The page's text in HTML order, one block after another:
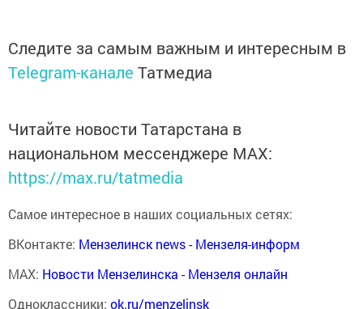
Следите за самым важным и интересным в
Telegram-канале Татмедиа
Читайте новости Татарстана в
национальном мессенджере MАХ:
https://max.ru/tatmedia
Самое интересное в наших социальных сетях:
ВКонтакте: Мензелинск news - Мензеля-информ
MAX: Новости Мензелинска - Мензеля онлайн
Одноклассники: ok.ru/menzelinsk